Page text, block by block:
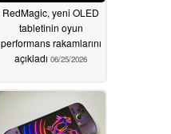
RedMagic, yeni OLED
tabletinin oyun
performans rakamlarını
açıkladı 06/25/2026